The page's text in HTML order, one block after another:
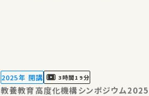
2025年 開講 3時間19分
教養教育高度化機構シンポジウム2025